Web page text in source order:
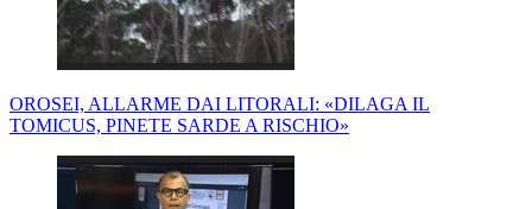
OROSEI, ALLARME DAI LITORALI: «DILAGA IL
TOMICUS, PINETE SARDE A RISCHIO»